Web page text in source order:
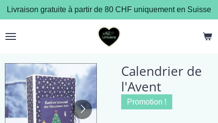
Passer
au
contenu
Livraison gratuite à partir de 80 CHF uniquement en Suisse
Calendrier de
l'Avent
Promotion !